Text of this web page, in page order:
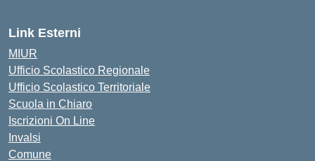
Link Esterni
MIUR
Ufficio Scolastico Regionale
Ufficio Scolastico Territoriale
Scuola in Chiaro
Iscrizioni On Line
Invalsi
Comune